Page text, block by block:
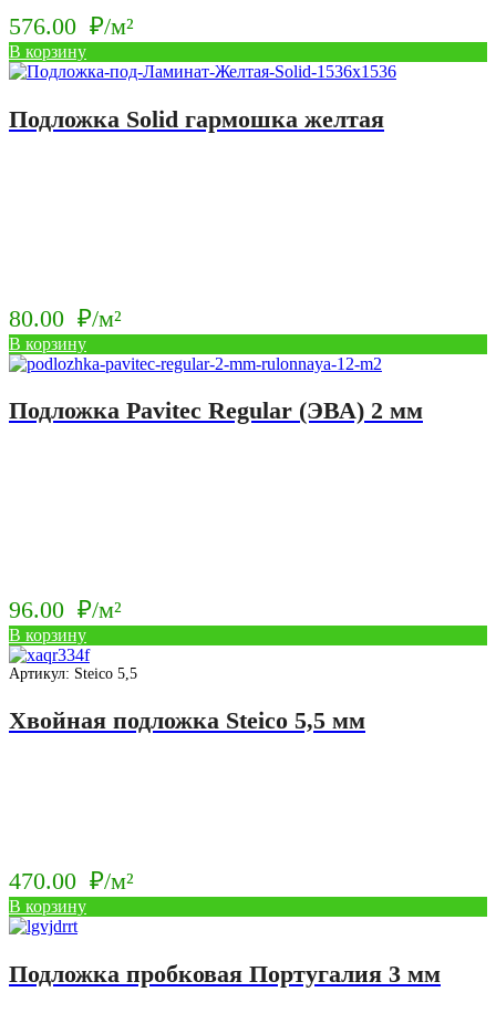
576.00 ₽/м²
В корзину
Подложка Solid гармошка желтая
80.00 ₽/м²
В корзину
Подложка Pavitec Regular (ЭВА) 2 мм
96.00 ₽/м²
В корзину
Артикул: Steico 5,5
Хвойная подложка Steico 5,5 мм
470.00 ₽/м²
В корзину
Подложка пробковая Португалия 3 мм